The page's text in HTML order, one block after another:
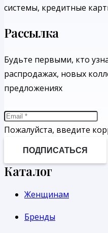
системы, кредитные
Рассылка
Будьте первыми, кто
распродажах, новых
предложениях
Пожалуйста, введите
ПОДПИСАТЬСЯ
Каталог
Женщинам
Бренды